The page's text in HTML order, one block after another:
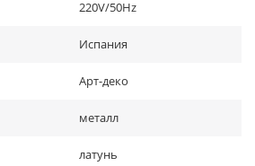
220V/50Hz
Испания
Арт-деко
металл
латунь